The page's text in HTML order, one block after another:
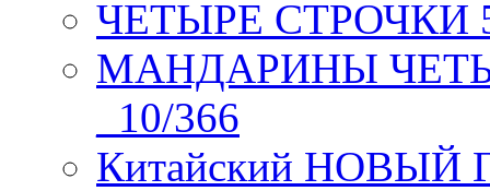
ЧЕТЫРЕ СТРОЧКИ 5
МАНДАРИНЫ
_10/366
Китайский НОВЫЙ